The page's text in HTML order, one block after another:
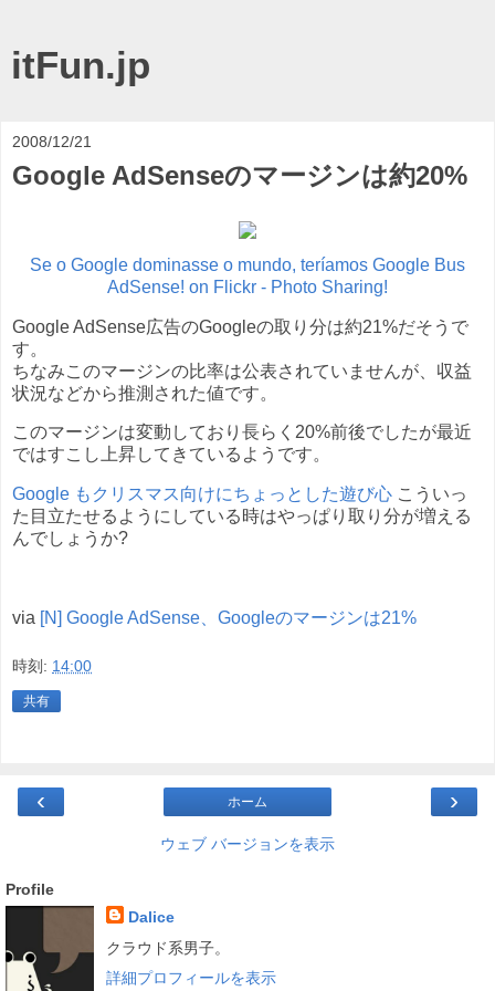
itFun.jp
2008/12/21
Google AdSenseのマージンは約20%
Se o Google dominasse o mundo, teríamos Google Bus
AdSense! on Flickr - Photo Sharing!
Google AdSense広告のGoogleの取り分は約21%だそうで
す。
ちなみこのマージンの比率は公表されていませんが、収益
状況などから推測された値です。
このマージンは変動しており長らく20%前後でしたが最近
ではすこし上昇してきているようです。
Google もクリスマス向けにちょっとした遊び心 こういっ
た目立たせるようにしている時はやっぱり取り分が増える
んでしょうか?
via [N] Google AdSense、Googleのマージンは21%
時刻: 14:00
共有
‹ ›
ホーム
ウェブ バージョンを表示
Profile
Dalice
クラウド系男子。
詳細プロフィールを表示